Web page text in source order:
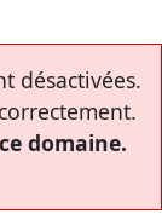
désactivées.
domaine.